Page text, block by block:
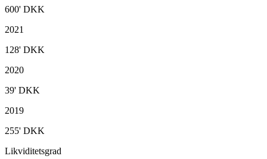
600' DKK
2021
128' DKK
2020
39' DKK
2019
255' DKK
Likviditetsgrad